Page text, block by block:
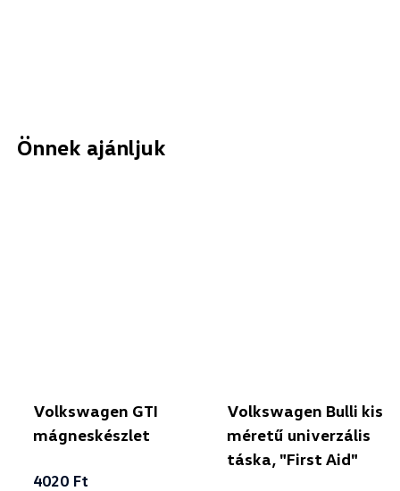
Önnek ajánljuk
Volkswagen GTI
mágneskészlet
4020 Ft
Volkswagen Bulli kis
méretű univerzális
táska, "First Aid"